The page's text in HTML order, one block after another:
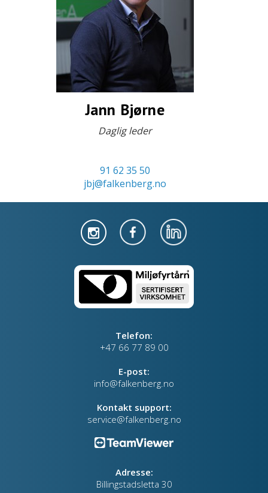
Jann Bjørne
Daglig leder
91 62 35 50
jbj@falkenberg.no
Telefon:
+47 66 77 89 00
E-post:
info@falkenberg.no
Kontakt support:
service@falkenberg.no
Adresse:
Billingstadsletta 30